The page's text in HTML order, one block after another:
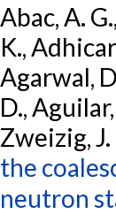
Abac, A.
K.,
Agarwal,
D.,
Zweizig,
the
neutron